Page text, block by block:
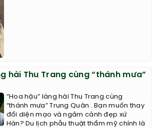
hài Thu Trang cùng “thánh mưa”
“Hoa hậu” làng hài Thu Trang cùng
“thánh mưa” Trung Quân . Bạn muốn thay
đổi diện mạo và ngắm cảnh đẹp xứ
Hàn? Du lịch phẫu thuật thẩm mỹ chính là